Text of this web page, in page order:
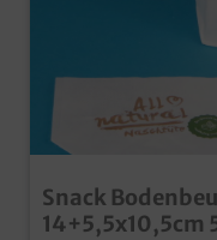
Snack
14+5,5x10,5cm